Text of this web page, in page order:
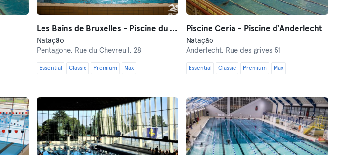
Les Bains de Bruxelles - Piscine du Centre
Natação
Pentagone, Rue du Chevreuil, 28
Essential Classic Premium Max
Piscine Ceria - Piscine d'Anderlecht
Natação
Anderlecht, Rue des grives 51
Essential Classic Premium Max